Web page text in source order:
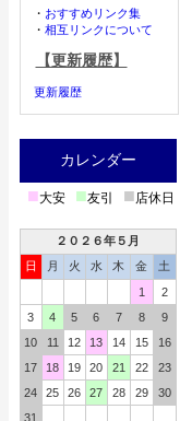
・ おすすめリンク集
・ 相互リンクについて
【更新履歴】
更新履歴
カレンダー
■大安 ■友引 ■店休日
２０２６年５月
日
月 火 水 木 金
土
1
2
3
4 5 6 7 8
9
10
11 12 13 14 15
16
17
18 19 20 21 22
23
24
25 26 27 28 29
30
31